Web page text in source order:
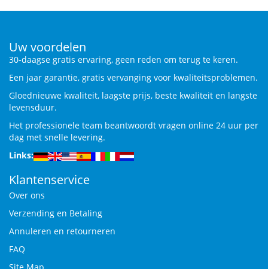
Uw voordelen
30-daagse gratis ervaring, geen reden om terug te keren.
Een jaar garantie, gratis vervanging voor kwaliteitsproblemen.
Gloednieuwe kwaliteit, laagste prijs, beste kwaliteit en langste
levensduur.
Het professionele team beantwoordt vragen online 24 uur per
dag met snelle levering.
Links:
Klantenservice
Over ons
Verzending en Betaling
Annuleren en retourneren
FAQ